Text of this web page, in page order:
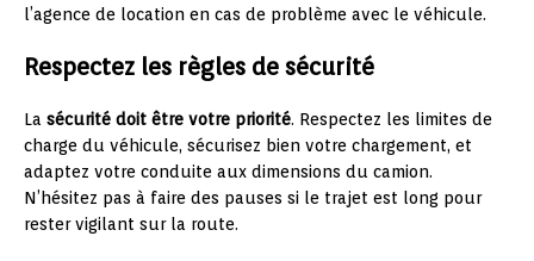
l’agence de location en cas de problème avec le véhicule.
Respectez les règles de sécurité
La sécurité doit être votre priorité. Respectez les limites de
charge du véhicule, sécurisez bien votre chargement, et
adaptez votre conduite aux dimensions du camion.
N’hésitez pas à faire des pauses si le trajet est long pour
rester vigilant sur la route.